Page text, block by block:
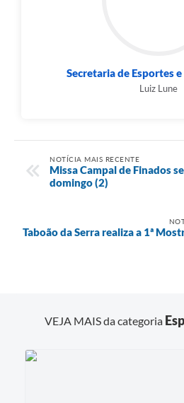
Secretaria de Esportes e
Luiz Lune
NOTÍCIA MAIS RECENTE
Missa Campal de Finados
domingo (2)
Taboão da Serra realiza a 1ª
VEJA MAIS da categoria